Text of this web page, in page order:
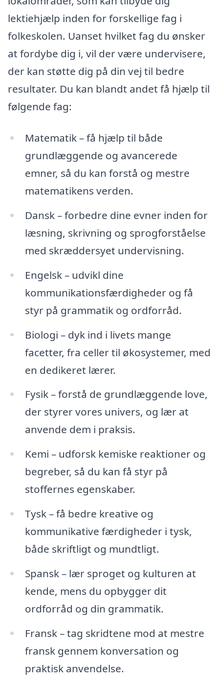
lektiehjælp inden for forskellige fag i
folkeskolen. Uanset hvilket fag du ønsker
at fordybe dig i, vil der være undervisere,
der kan støtte dig på din vej til bedre
resultater. Du kan blandt andet få hjælp til
følgende fag:
Matematik – få hjælp til både
grundlæggende og avancerede
emner, så du kan forstå og mestre
matematikens verden.
Dansk – forbedre dine evner inden for
læsning, skrivning og sprogforståelse
med skræddersyet undervisning.
Engelsk – udvikl dine
kommunikationsfærdigheder og få
styr på grammatik og ordforråd.
Biologi – dyk ind i livets mange
facetter, fra celler til økosystemer, med
en dedikeret lærer.
Fysik – forstå de grundlæggende love,
der styrer vores univers, og lær at
anvende dem i praksis.
Kemi – udforsk kemiske reaktioner og
begreber, så du kan få styr på
stoffernes egenskaber.
Tysk – få bedre kreative og
kommunikative færdigheder i tysk,
både skriftligt og mundtligt.
Spansk – lær sproget og kulturen at
kende, mens du opbygger dit
ordforråd og din grammatik.
Fransk – tag skridtene mod at mestre
fransk gennem konversation og
praktisk anvendelse.